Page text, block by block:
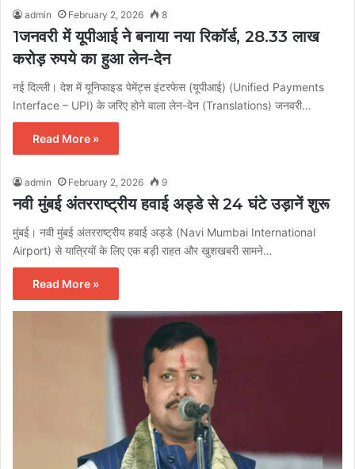
admin February 2, 2026 8
1️जनवरी में यूपीआई ने बनाया नया रिकॉर्ड, 28.33 लाख
करोड़ रुपये का हुआ लेन-देन
नई दिल्‍ली। देश में यूनिफाइड पेमेंट्स इंटरफेस (यूपीआई) (Unified Payments
Interface – UPI) के जरिए होने वाला लेन-देन (Translations) जनवरी…
Read More »
admin February 2, 2026 9
नवी मुंबई अंतरराष्ट्रीय हवाई अड्डे से 24 घंटे उड़ानें शुरू
मुंबई। नवी मुंबई अंतरराष्ट्रीय हवाई अड्डे (Navi Mumbai International
Airport) से यात्रियों के लिए एक बड़ी राहत और खुशखबरी सामने…
Read More »